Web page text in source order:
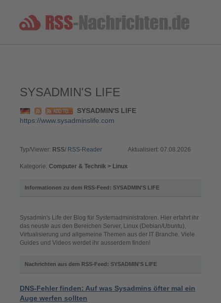
SYSADMIN'S LIFE
SYSADMIN'S LIFE
https://www.sysadminslife.com
Typ/Viewer: RSS/ RSS-Reader Aktualisiert: 07.08.2026
Kategorie: Computer & Technik > Linux
Informationen zu dem RSS-Feed: SYSADMIN'S LIFE
Sysadmin's Life der Blog für Systemadministratoren. Hier erfahrt ihr
das neuste aus den Bereichen Server, Linux (Debian/Ubuntu),
Virtualisierung und allgemeine Themen aus der IT Branche. Viele
Guides und Videos werdet ihr ausserdem finden!
Nachrichten aus dem RSS-Feed: SYSADMIN'S LIFE
DNS-Fehler finden: Auf was Sysadmins öfter mal ein
Auge werfen sollten